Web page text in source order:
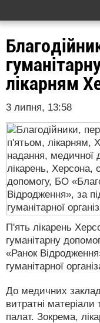
лікарням
3 липня, 13:58
П'ять лікарень
гуманітарну
«Ранок
гуманітарної
До медичних
витратні
палат. Зокрема,